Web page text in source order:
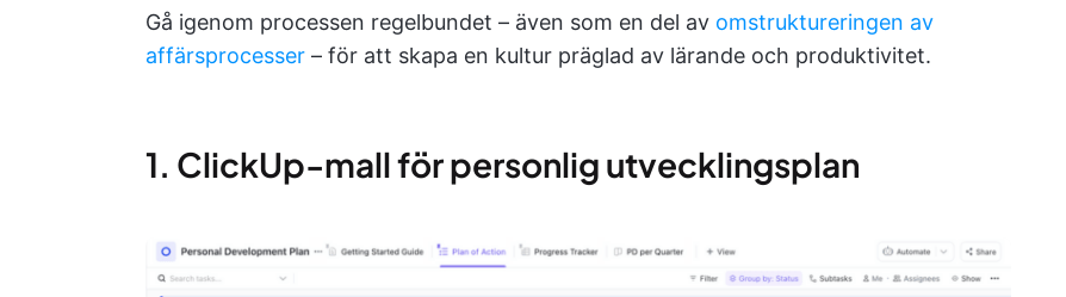
Gå igenom processen regelbundet – även som en del av omstruktureringen av
affärsprocesser – för att skapa en kultur präglad av lärande och produktivitet.
1. ClickUp-mall för personlig utvecklingsplan